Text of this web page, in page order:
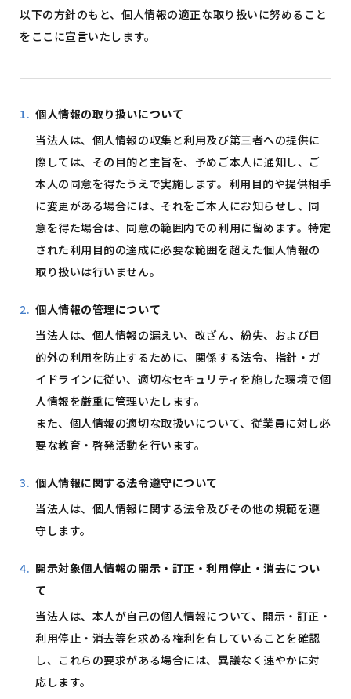
以下の方針のもと、個人情報の適正な取り扱いに努めること
をここに宣言いたします。
個人情報の取り扱いについて
当法人は、個人情報の収集と利用及び第三者への提供に
際しては、その目的と主旨を、予めご本人に通知し、ご
本人の同意を得たうえで実施します。利用目的や提供相手
に変更がある場合には、それをご本人にお知らせし、同
意を得た場合は、同意の範囲内での利用に留めます。特定
された利用目的の達成に必要な範囲を超えた個人情報の
取り扱いは行いません。
個人情報の管理について
当法人は、個人情報の漏えい、改ざん、紛失、および目
的外の利用を防止するために、関係する法令、指針・ガ
イドラインに従い、適切なセキュリティを施した環境で個
人情報を厳重に管理いたします。
また、個人情報の適切な取扱いについて、従業員に対し必
要な教育・啓発活動を行います。
個人情報に関する法令遵守について
当法人は、個人情報に関する法令及びその他の規範を遵
守します。
開示対象個人情報の開示・訂正・利用停止・消去につい
て
当法人は、本人が自己の個人情報について、開示・訂正・
利用停止・消去等を求める権利を有していることを確認
し、これらの要求がある場合には、異議なく速やかに対
応します。